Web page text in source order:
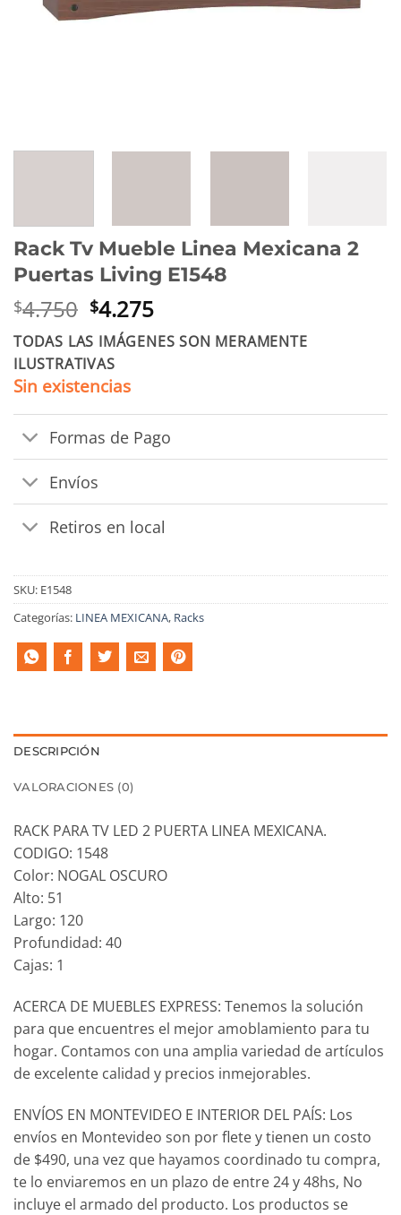
Rack Tv Mueble Linea Mexicana 2
Puertas Living E1548
$4.750 El
precio
original
era:
$4.750.
$4.275El
precio
actual
TODAS LAS IMÁGENES SON MERAMENTE
ILUSTRATIVAS
Sin existencias
Formas de Pago
Envíos
Retiros en local
SKU: E1548
Categorías: LINEA MEXICANA, Racks
DESCRIPCIÓN
VALORACIONES (0)
RACK PARA TV LED 2 PUERTA LINEA MEXICANA.
CODIGO: 1548
Color: NOGAL OSCURO
Alto: 51
Largo: 120
Profundidad: 40
Cajas: 1
ACERCA DE MUEBLES EXPRESS: Tenemos la solución
para que encuentres el mejor amoblamiento para tu
hogar. Contamos con una amplia variedad de artículos
de excelente calidad y precios inmejorables.
ENVÍOS EN MONTEVIDEO E INTERIOR DEL PAÍS: Los
envíos en Montevideo son por flete y tienen un costo
de $490, una vez que hayamos coordinado tu compra,
te lo enviaremos en un plazo de entre 24 y 48hs, No
incluye el armado del producto. Los productos se